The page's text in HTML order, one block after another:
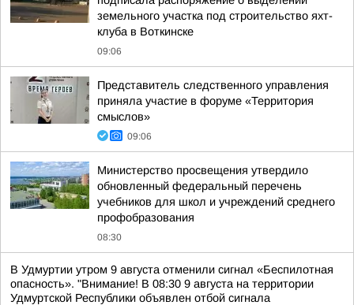
земельного участка под строительство яхт-
клуба в Воткинске
09:06
Представитель следственного управления
приняла участие в форуме «Территория
смыслов»
09:06
Министерство просвещения утвердило
обновленный федеральный перечень
учебников для школ и учреждений среднего
профобразования
08:30
В Удмуртии утром 9 августа отменили сигнал «Беспилотная
опасность». "Внимание! В 08:30 9 августа на территории
Удмуртской Республики объявлен отбой сигнала